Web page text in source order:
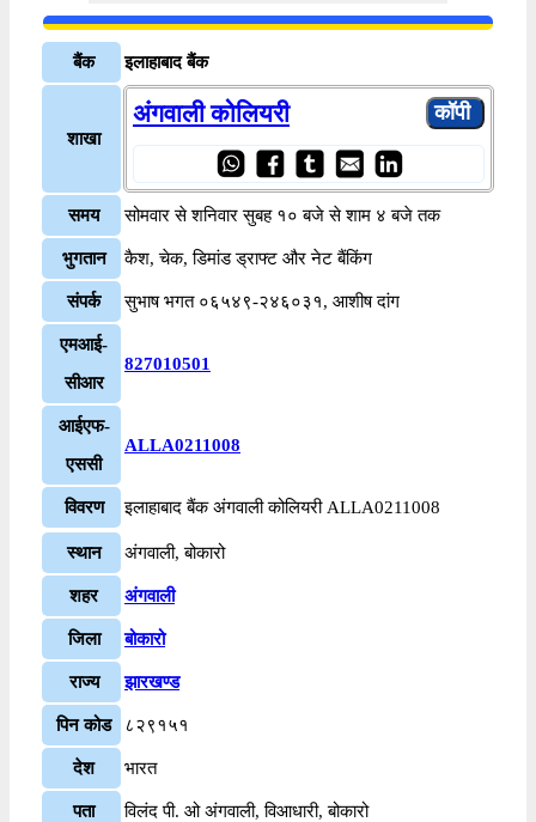
बैंक इलाहाबाद बैंक
शाखा
अंगवाली कोलियरी
समय सोमवार से शनिवार सुबह १० बजे से शाम ४ बजे तक
भुगतान कैश, चेक, डिमांड ड्राफ्ट और नेट बैंकिंग
संपर्क सुभाष भगत ०६५४९-२४६०३१, आशीष दांग
एमआई-
सीआर
827010501
आईएफ-
एससी
ALLA0211008
विवरण इलाहाबाद बैंक अंगवाली कोलियरी ALLA0211008
स्थान अंगवाली, बोकारो
शहर अंगवाली
जिला बोकारो
राज्य झारखण्ड
पिन कोड ८२९१५१
देश भारत
पता विलंद पी. ओ अंगवाली, विआधारी, बोकारो